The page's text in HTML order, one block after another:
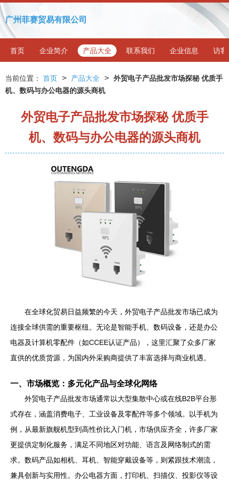
广州菲赛贸易有限公司
首页 企业简介 产品大全 联系我们 企业信息 访客
当前位置： 首页 > 产品大全 > 外贸电子产品批发市场探秘 优质手
机、数码与办公电器的源头商机
外贸电子产品批发市场探秘 优质手
机、数码与办公电器的源头商机
在全球化贸易日益频繁的今天，外贸电子产品批发市场已成为
连接全球供需的重要枢纽。无论是智能手机、数码设备，还是办公
电器及计算机零配件（如CCEE认证产品），这里汇聚了众多厂家
直供的优质货源，为国内外采购商提供了丰富选择与商业机遇。
一、市场概览：多元化产品与全球化网络
外贸电子产品批发市场通常以大型集散中心或在线B2B平台形
式存在，涵盖消费电子、工业设备及零配件等多个领域。以手机为
例，从最新旗舰机型到高性价比入门机，市场供应齐全，许多厂家
更提供定制化服务，满足不同地区对功能、语言及网络制式的需
求。数码产品如相机、耳机、智能穿戴设备等，则紧跟技术潮流，
兼具创新与实用性。办公电器方面，打印机、扫描仪、投影仪等设